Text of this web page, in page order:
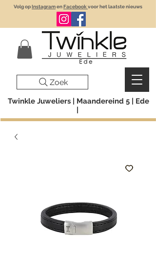
Twinkle Juweliers | Maandereind 5 | Ede
Volg opInstagramenFacebook voor het laatste nieuws
Zoek